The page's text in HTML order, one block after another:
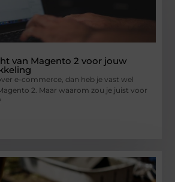
van Magento 2 voor jouw
e-commerce, dan heb je vast wel
2. Maar waarom zou je juist voor